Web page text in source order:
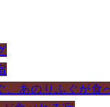
、あのりふぐが食